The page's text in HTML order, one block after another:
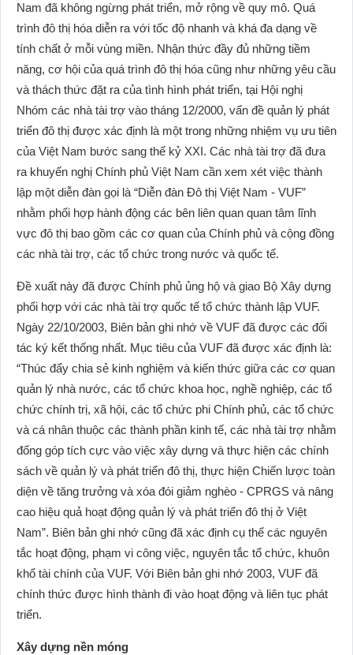
Nam đã không ngừng phát triển, mở rộng về quy mô. Quá
trình đô thị hóa diễn ra với tốc độ nhanh và khá đa dạng về
tính chất ở mỗi vùng miền. Nhận thức đầy đủ những tiềm
năng, cơ hội của quá trình đô thị hóa cũng như những yêu cầu
và thách thức đặt ra của tình hình phát triển, tại Hội nghị
Nhóm các nhà tài trợ vào tháng 12/2000, vấn đề quản lý phát
triển đô thị được xác định là một trong những nhiệm vụ ưu tiên
của Việt Nam bước sang thế kỷ XXI. Các nhà tài trợ đã đưa
ra khuyến nghị Chính phủ Việt Nam cần xem xét việc thành
lập một diễn đàn gọi là “Diễn đàn Đô thị Việt Nam - VUF”
nhằm phối hợp hành động các bên liên quan quan tâm lĩnh
vực đô thị bao gồm các cơ quan của Chính phủ và cộng đồng
các nhà tài trợ, các tổ chức trong nước và quốc tế.
Đề xuất này đã được Chính phủ ủng hộ và giao Bộ Xây dựng
phối hợp với các nhà tài trợ quốc tế tổ chức thành lập VUF.
Ngày 22/10/2003, Biên bản ghi nhớ về VUF đã được các đối
tác ký kết thống nhất. Mục tiêu của VUF đã được xác định là:
“Thúc đẩy chia sẻ kinh nghiệm và kiến thức giữa các cơ quan
quản lý nhà nước, các tổ chức khoa học, nghề nghiệp, các tổ
chức chính trị, xã hội, các tổ chức phi Chính phủ, các tổ chức
và cá nhân thuộc các thành phần kinh tế, các nhà tài trợ nhằm
đống góp tích cực vào việc xây dựng và thực hiện các chính
sách về quản lý và phát triển đô thị, thực hiện Chiến lược toàn
diện về tăng trưởng và xóa đói giảm nghèo - CPRGS và nâng
cao hiệu quả hoạt động quản lý và phát triển đô thị ở Việt
Nam”. Biên bản ghi nhớ cũng đã xác định cụ thể các nguyên
tắc hoạt động, phạm vi công việc, nguyên tắc tổ chức, khuôn
khổ tài chính của VUF. Với Biên bản ghi nhớ 2003, VUF đã
chính thức được hình thành đi vào hoạt động và liên tục phát
triển.
Xây dựng nền móng